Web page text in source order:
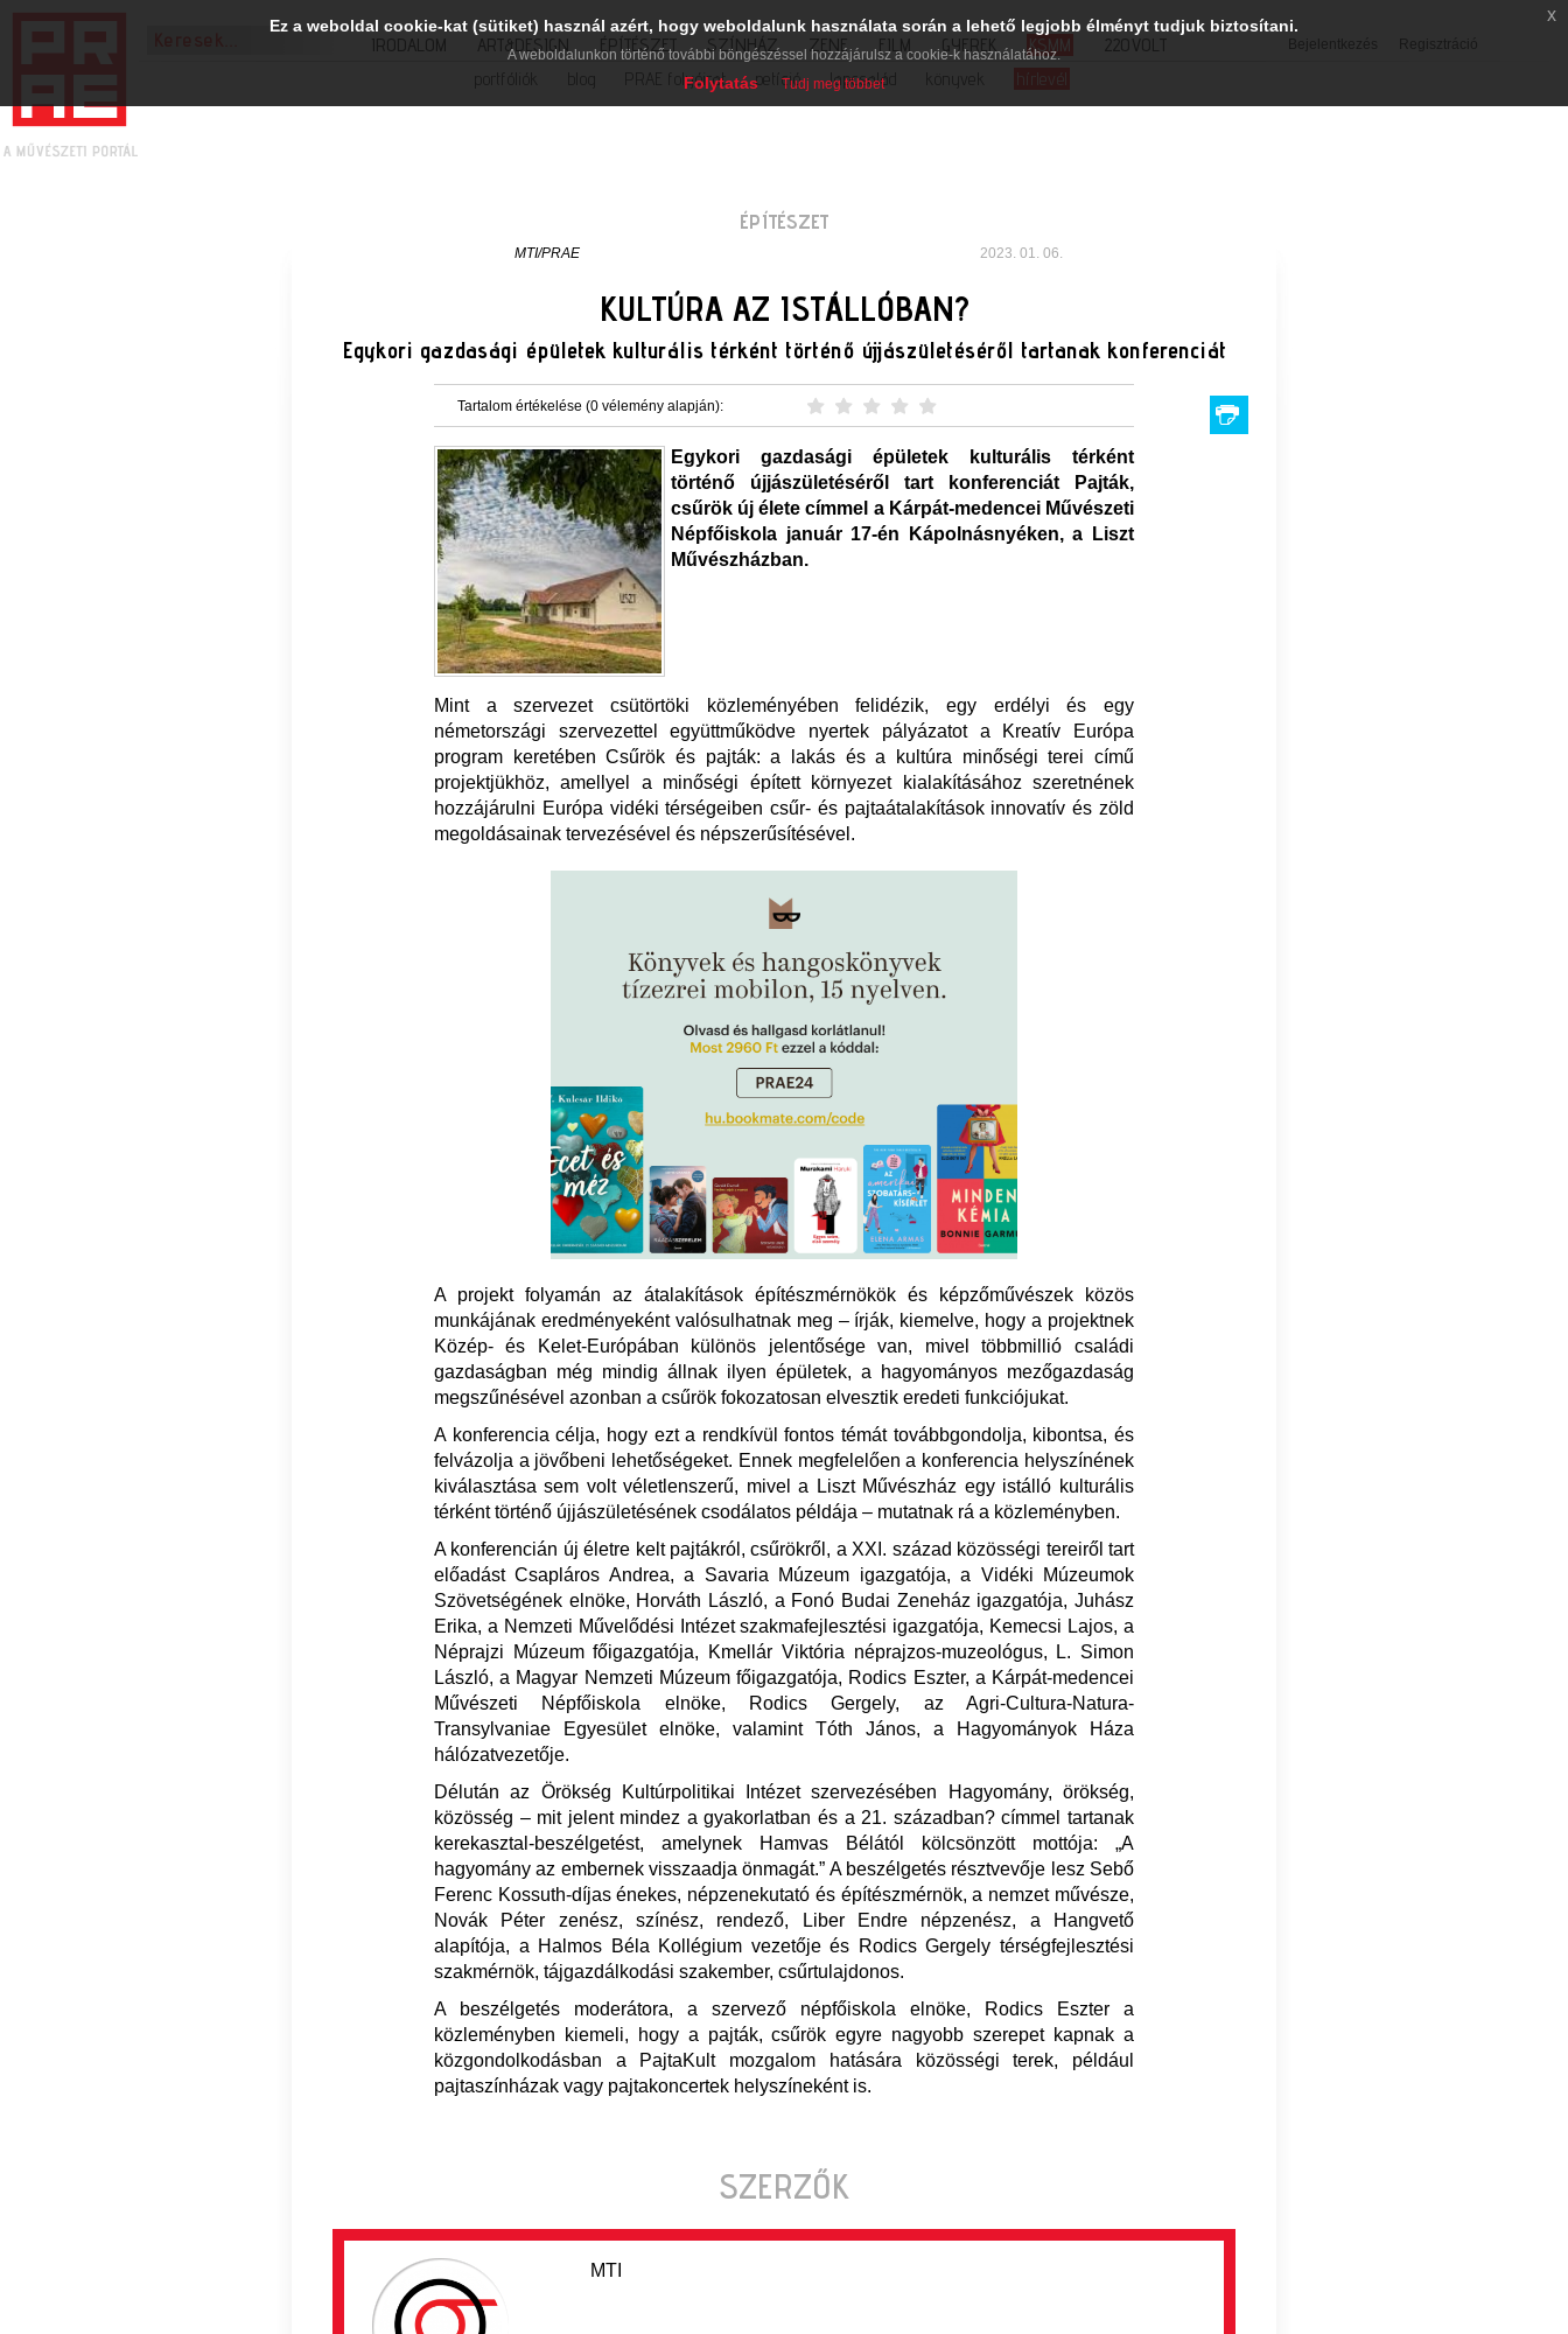
Bejelentkezés Regisztráció
IRODALOM ART&DESIGN ÉPÍTÉSZET SZÍNHÁZ ZENE FILM GYEREK KSMM
220VOLT
portfóliók
PRAE folyóirat petíció lapcsalád könyvek hírlevél
ÉPÍTÉSZET
MTI/PRAE 2023. 01. 06.
KULTÚRA AZ ISTÁLLÓBAN?
Egykori gazdasági épületek kulturális térként történő újjászületéséről tartanak konferenciát
Tartalom értékelése (0 vélemény alapján):
Egykori gazdasági épületek kulturális térként
történő újjászületéséről tart konferenciát Pajták,
csűrök új élete címmel a Kárpát-medencei Művészeti
Népfőiskola január 17-én Kápolnásnyéken, a Liszt
Művészházban.
Mint a szervezet csütörtöki közleményében felidézik, egy erdélyi és egy
németországi szervezettel együttműködve nyertek pályázatot a Kreatív Európa
program keretében Csűrök és pajták: a lakás és a kultúra minőségi terei című
projektjükhöz, amellyel a minőségi épített környezet kialakításához szeretnének
hozzájárulni Európa vidéki térségeiben csűr- és pajtaátalakítások innovatív és zöld
megoldásainak tervezésével és népszerűsítésével.
A projekt folyamán az átalakítások építészmérnökök és képzőművészek közös
munkájának eredményeként valósulhatnak meg – írják, kiemelve, hogy a projektnek
Közép- és Kelet-Európában különös jelentősége van, mivel többmillió családi
gazdaságban még mindig állnak ilyen épületek, a hagyományos mezőgazdaság
megszűnésével azonban a csűrök fokozatosan elvesztik eredeti funkciójukat.
A konferencia célja, hogy ezt a rendkívül fontos témát továbbgondolja, kibontsa, és
felvázolja a jövőbeni lehetőségeket. Ennek megfelelően a konferencia helyszínének
kiválasztása sem volt véletlenszerű, mivel a Liszt Művészház egy istálló kulturális
térként történő újjászületésének csodálatos példája – mutatnak rá a közleményben.
A konferencián új életre kelt pajtákról, csűrökről, a XXI. század közösségi tereiről tart
előadást Csapláros Andrea, a Savaria Múzeum igazgatója, a Vidéki Múzeumok
Szövetségének elnöke, Horváth László, a Fonó Budai Zeneház igazgatója, Juhász
Erika, a Nemzeti Művelődési Intézet szakmafejlesztési igazgatója, Kemecsi Lajos, a
Néprajzi Múzeum főigazgatója, Kmellár Viktória néprajzos-muzeológus, L. Simon
László, a Magyar Nemzeti Múzeum főigazgatója, Rodics Eszter, a Kárpát-medencei
Művészeti Népfőiskola elnöke, Rodics Gergely, az Agri-Cultura-Natura-
Transylvaniae Egyesület elnöke, valamint Tóth János, a Hagyományok Háza
hálózatvezetője.
Délután az Örökség Kultúrpolitikai Intézet szervezésében Hagyomány, örökség,
közösség – mit jelent mindez a gyakorlatban és a 21. században? címmel tartanak
kerekasztal-beszélgetést, amelynek Hamvas Bélától kölcsönzött mottója: „A
hagyomány az embernek visszaadja önmagát.” A beszélgetés résztvevője lesz Sebő
Ferenc Kossuth-díjas énekes, népzenekutató és építészmérnök, a nemzet művésze,
Novák Péter zenész, színész, rendező, Liber Endre népzenész, a Hangvető
alapítója, a Halmos Béla Kollégium vezetője és Rodics Gergely térségfejlesztési
szakmérnök, tájgazdálkodási szakember, csűrtulajdonos.
A beszélgetés moderátora, a szervező népfőiskola elnöke, Rodics Eszter a
közleményben kiemeli, hogy a pajták, csűrök egyre nagyobb szerepet kapnak a
közgondolkodásban a PajtaKult mozgalom hatására közösségi terek, például
pajtaszínházak vagy pajtakoncertek helyszíneként is.
SZERZŐK
MTI
Ez a weboldal cookie-kat (sütiket) használ azért, hogy weboldalunk használata során a lehető legjobb élményt tudjuk biztosítani.
A weboldalunkon történő további böngészéssel hozzájárulsz a cookie-k használatához.
Folytatás Tudj meg többet
x